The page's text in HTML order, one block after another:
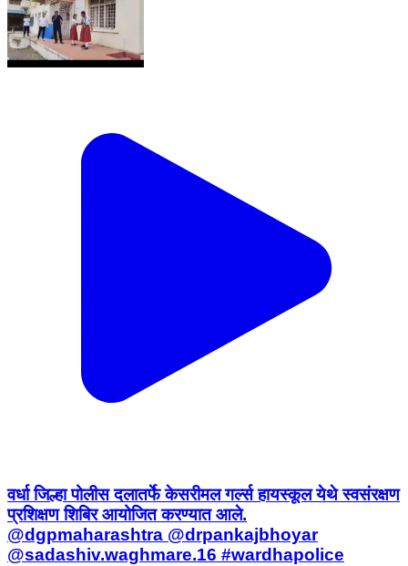
वर्धा जिल्हा पोलीस दलातर्फे केसरीमल गर्ल्स हायस्कूल येथे स्वसंरक्षण
प्रशिक्षण शिबिर आयोजित करण्यात आले.
@dgpmaharashtra @drpankajbhoyar
@sadashiv.waghmare.16 #wardhapolice